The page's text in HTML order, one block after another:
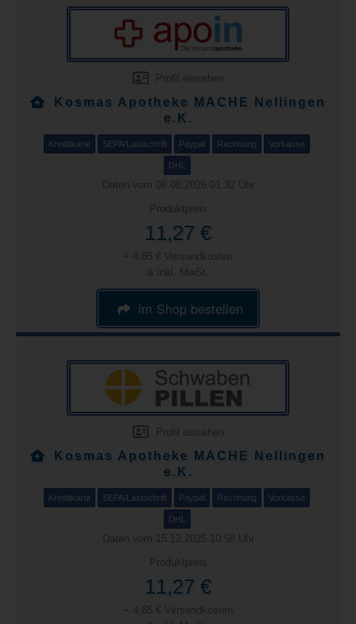
Profil einsehen
Kosmas Apotheke MACHE Nellingen
e.K.
Kreditkarte SEPA/Lastschrift Paypal Rechnung Vorkasse
DHL
Daten vom 08.08.2026 01:32 Uhr
Produktpreis
11,27 €
+ 4,85 € Versandkosten
& inkl. MwSt.
im Shop bestellen
Profil einsehen
Kosmas Apotheke MACHE Nellingen
e.K.
Kreditkarte SEPA/Lastschrift Paypal Rechnung Vorkasse
DHL
Daten vom 15.12.2025 10:58 Uhr
Produktpreis
11,27 €
+ 4,85 € Versandkosten